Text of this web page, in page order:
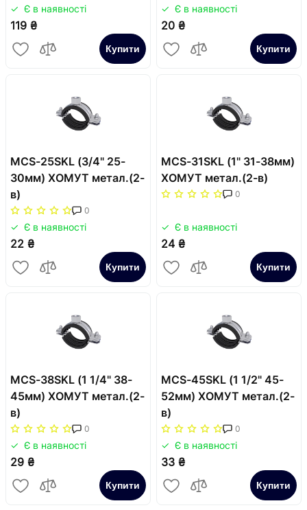
Є в наявності
119 ₴
Купити
Є в наявності
20 ₴
Купити
MCS-25SKL (3/4" 25-
30мм) ХОМУТ метал.(2-
в)
0
Є в наявності
22 ₴
Купити
MCS-31SKL (1" 31-38мм)
ХОМУТ метал.(2-в)
0
Є в наявності
24 ₴
Купити
MCS-38SKL (1 1/4" 38-
45мм) ХОМУТ метал.(2-
в)
0
Є в наявності
29 ₴
Купити
MCS-45SKL (1 1/2" 45-
52мм) ХОМУТ метал.(2-
в)
0
Є в наявності
33 ₴
Купити